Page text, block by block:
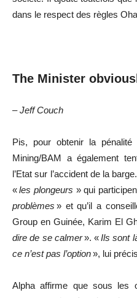
dans le respect des règles
The Minister
– Jeff Couch
Pis, pour obtenir la
Mining/BAM a également
l’Etat sur l’accident de la
«les plongeurs » qui
problèmes » et qu’il a
Group en Guinée, Karim El
dire de se calmer». «Ils sont
ce n’est pas l’option», lui
Alpha affirme que sous les